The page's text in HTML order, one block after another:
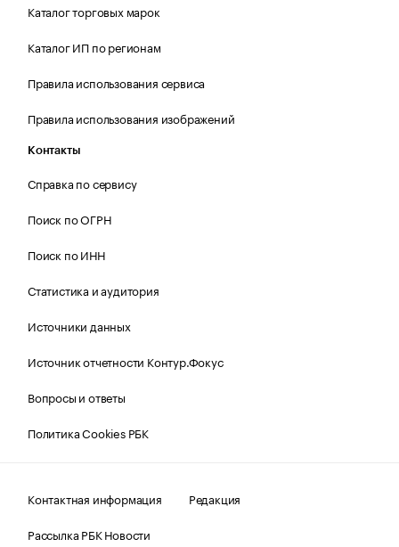
Каталог торговых марок
Каталог ИП по регионам
Правила использования сервиса
Правила использования изображений
Контакты
Справка по сервису
Поиск по ОГРН
Поиск по ИНН
Статистика и аудитория
Источники данных
Источник отчетности Контур.Фокус
Вопросы и ответы
Политика Cookies РБК
Контактная информация
Редакция
Рассылка РБК Новости